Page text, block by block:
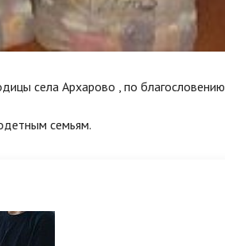
села Архарово , по благословению
семьям.